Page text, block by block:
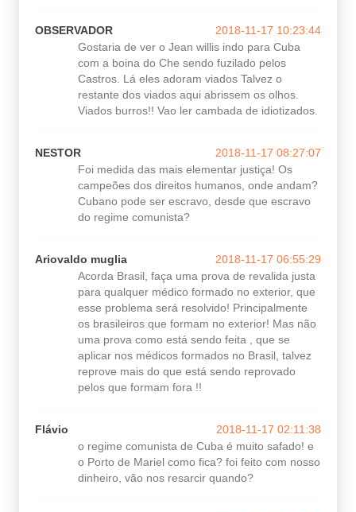
OBSERVADOR
2018-11-17 10:23:44
Gostaria de ver o Jean willis indo para Cuba
com a boina do Che sendo fuzilado pelos
Castros. Lá eles adoram viados Talvez o
restante dos viados aqui abrissem os olhos.
Viados burros!! Vao ler cambada de idiotizados.
NESTOR
2018-11-17 08:27:07
Foi medida das mais elementar justiça! Os
campeões dos direitos humanos, onde andam?
Cubano pode ser escravo, desde que escravo
do regime comunista?
Ariovaldo muglia
2018-11-17 06:55:29
Acorda Brasil, faça uma prova de revalida justa
para qualquer médico formado no exterior, que
esse problema será resolvido! Principalmente
os brasileiros que formam no exterior! Mas não
uma prova como está sendo feita , que se
aplicar nos médicos formados no Brasil, talvez
reprove mais do que está sendo reprovado
pelos que formam fora !!
Flávio
2018-11-17 02:11:38
o regime comunista de Cuba é muito safado! e
o Porto de Mariel como fica? foi feito com nosso
dinheiro, vão nos resarcir quando?